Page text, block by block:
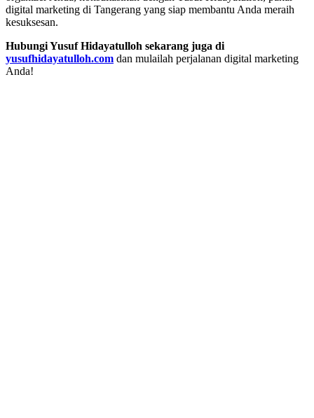
digital marketing di Tangerang yang siap membantu Anda meraih
kesuksesan.
Hubungi Yusuf Hidayatulloh sekarang juga di
yusufhidayatulloh.com dan mulailah perjalanan digital marketing
Anda!